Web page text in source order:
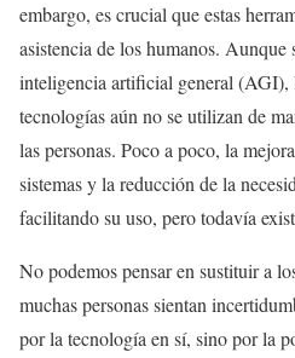
embargo, es crucial que estas
asistencia de los humanos. Aunque
inteligencia artificial general (AGI),
tecnologías aún no se utilizan de
las personas. Poco a poco, la
sistemas y la reducción de la
facilitando su uso, pero todavía
No podemos pensar en sustituir a
muchas personas sientan
por la tecnología en sí, sino por la